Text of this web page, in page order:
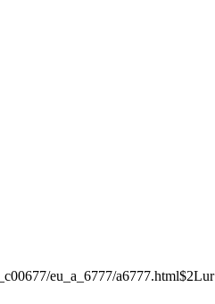
eu_a_6777/a6777.html$2Lur